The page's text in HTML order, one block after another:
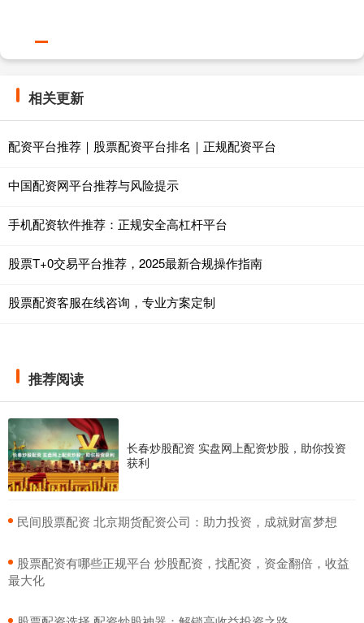
相关更新
配资平台推荐｜股票配资平台排名｜正规配资平台
中国配资网平台推荐与风险提示
手机配资软件推荐：正规安全高杠杆平台
股票T+0交易平台推荐，2025最新合规操作指南
股票配资客服在线咨询，专业方案定制
推荐阅读
长春炒股配资 实盘网上配资炒股，助你投资
获利
​民间股票配资 北京期货配资公司：助力投资，成就财富梦想
​股票配资有哪些正规平台 炒股配资，找配资，资金翻倍，收益
最大化